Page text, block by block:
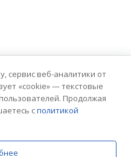
сервис веб-аналитики от
«cookie» — текстовые
Продолжая
сполитикой